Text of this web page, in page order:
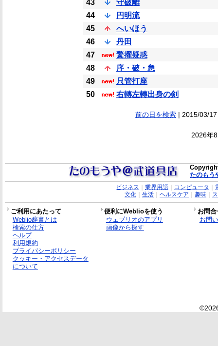
43
守破離
44
円明流
45
へいほう
46
丹田
47
驚擢疑惑
48
序・破・急
49
只管打座
50
右轉左轉出身の剣
前の日を検索| 2015/03/
2026年
たのもう
ビジネス 業界用語｜ コンピュータ
文化｜ 生活｜ ヘルスケア 趣味｜
ご利用にあたって 便利にWeblioを使う
お問
Weblio辞書とは
検索の仕方
ヘルプ
利用規約
プライバシーポリシー
クッキー・アクセスデータ
について
ウェブリオのアプリ
画像から探す
お問